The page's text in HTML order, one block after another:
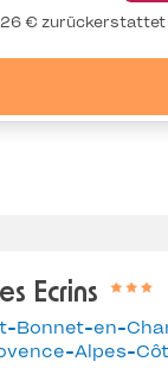
26 € zurückerstattet
Ecrins